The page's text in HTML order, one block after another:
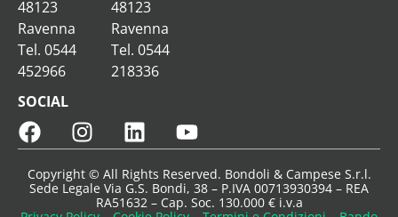
48123
Ravenna
Tel. 0544
452966
48123
Ravenna
Tel. 0544
218336
SOCIAL
Copyright © All Rights Reserved. Bondoli & Campese S.r.l.
Sede Legale Via G.S. Bondi, 38 – P.IVA 00713930394 – REA
RA51632 – Cap. Soc. 130.000 € i.v.a